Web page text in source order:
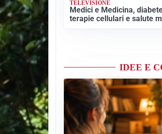
TELEVISIONE
Medici e Medicina,
terapie cellulari e salute
IDEE E